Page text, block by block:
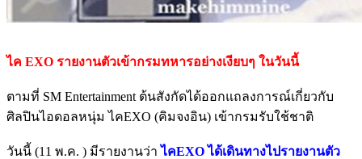
ไค EXO รายงานตัวเข้ากรมทหารอย่างเงียบๆ ในวันนี้
ตามที่ SM Entertainment ต้นสังกัดได้ออกแถลงการณ์เกี่ยวกับ
ศิลปินไอดอลหนุ่ม ไคEXO (คิมจงอิน) เข้ากรมรับใช้ชาติ
วันนี้ (11 พ.ค. ) มีรายงานว่าไคEXO ได้เดินทางไปรายงานตัว